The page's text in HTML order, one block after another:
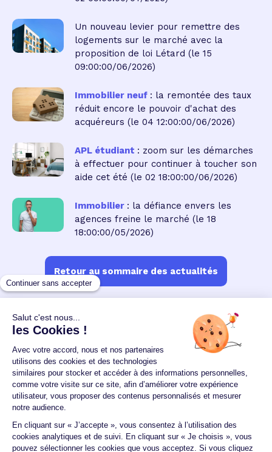
Un nouveau levier pour remettre des
logements sur le marché avec la
proposition de loi Létard (le 15
09:00:00/06/2026)
Immobilier neuf : la remontée des taux
réduit encore le pouvoir d'achat des
acquéreurs (le 04 12:00:00/06/2026)
APL étudiant : zoom sur les démarches
à effectuer pour continuer à toucher son
aide cet été (le 02 18:00:00/06/2026)
Immobilier : la défiance envers les
agences freine le marché (le 18
18:00:00/05/2026)
Retour au sommaire des actualités
Un crédit vous engage et doit être remboursé.
Vérifiez vos capacités de remboursement avant de
vous engager.
Aucun versement, de quelque nature que ce soit, ne
peut être exigé d'un particulier avant l'obtention
d'un ou plusieurs prêts d'argent.